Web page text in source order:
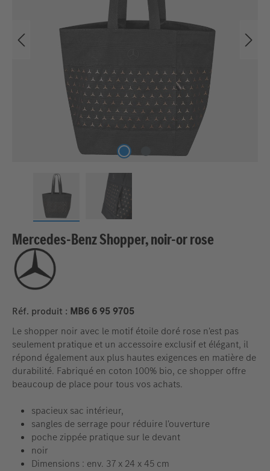
Mercedes-Benz Shopper, noir-or rose
Réf. produit : MB6 6 95 9705
Le shopper noir avec le motif étoile doré rose n'est pas
seulement pratique et un accessoire exclusif et élégant, il
répond également aux plus hautes exigences en matière de
durabilité. Fabriqué en coton 100% bio, ce shopper offre
beaucoup de place pour tous vos achats.
spacieux sac intérieur,
sangles de serrage pour réduire l'ouverture
poche zippée pratique sur le devant
noir
Dimensions : env. 37 x 24 x 45 cm